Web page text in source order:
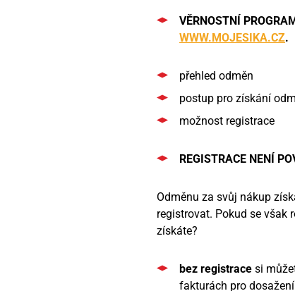
VĚRNOSTNÍ
WWW.MOJESIKA.CZ.
přehled odměn
postup pro získání
možnost registrace
REGISTRACE NENÍ
Odměnu za svůj nákup
registrovat. Pokud se však
získáte?
bez registrace si
fakturách pro